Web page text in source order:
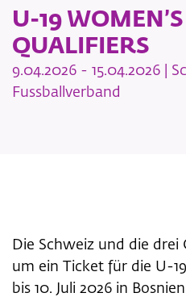
U-19
QUALIFIERS
9.04.2026 - 15.04.2026 |
Fussballverband
Die Schweiz und die
um ein Ticket für die U-
bis 10. Juli 2026 in